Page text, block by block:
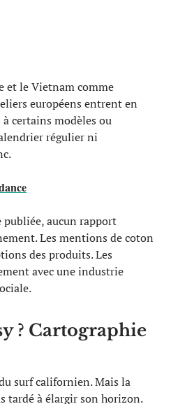
et le Vietnam comme
européens entrent en
certains modèles ou
régulier ni
aucun rapport
Les mentions de coton
des produits. Les
avec une industrie
? Cartographie
surf californien. Mais la
tardé à élargir son horizon.